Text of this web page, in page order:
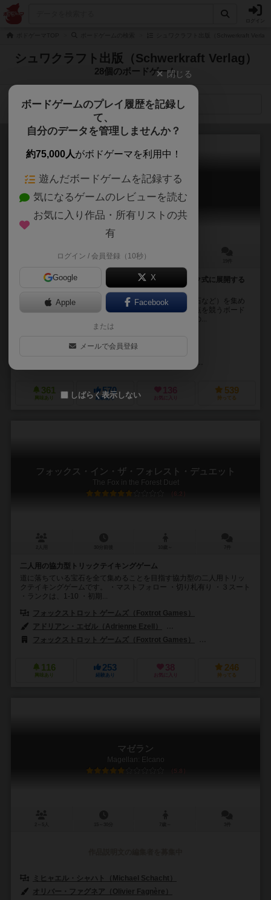
シュワクラフト出版（Schwerkraft Verlag）
28個のボードゲーム
検索メニュー
アバブ＆ビロウ
ABOVE and BELOW
90分前後
地上と地下で繰り広げる、村の拡大競争。ゲームブック式に展開する
洞窟探検ストーリーが楽しい！
村人たちが地底を探検して、商品（魚、キノコ、鉱石など）を集め
たり、村人を増やしたり、建物を建てたりしながら得点を競うボード
ゲーム。地底の探検はゲームブック風味。何が起こるの...
ライアン・ラウカット（Ryan Laukat）
361
興味あり
570
経験あり
136
お気に入り
539
持ってる
フォックス・イン・ザ・フォレスト・デュエット
The Fox in the Forest Duet
6.2
二人用の協力型トリックテイキングゲーム
道に落ちている宝石を全て集めることを目指す協力型の二人用トリッ
クテイキングゲームです。 ・マストフォロー ・切り札有り ・３スート
・ランクは、1-10 ・初期...
フォックストロット ゲームズ（Foxtrot Games）
アドリアン・エゼル（Adrienne Ezell）
フォックストロット ゲームズ（Foxtrot Games）
116
興味あり
253
経験あり
38
お気に入り
246
持ってる
マゼラン
Magellan: Elcano
5.8
ミヒャエル・シャハト（Michael Schacht）
オリバー・ファグネア（Olivier Fagnère）
閉じる
ボードゲームのプレイ履歴を記録し
て、
自分のデータを管理しませんか？
約75,000人がボドゲーマを利用中！
遊んだボードゲームを記録する
気になるゲームのレビューを読む
お気に入り作品・所有リストの共
有
ログイン / 会員登録（10秒）
Google X
Apple Facebook
または
メールで会員登録
しばらく表示しない